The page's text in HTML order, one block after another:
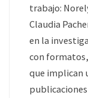
trabajo:
Claudia
en la
con
que implican